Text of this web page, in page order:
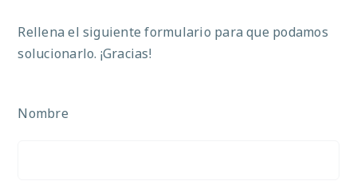
Rellena el siguiente formulario para que podamos
solucionarlo. ¡Gracias!
Nombre